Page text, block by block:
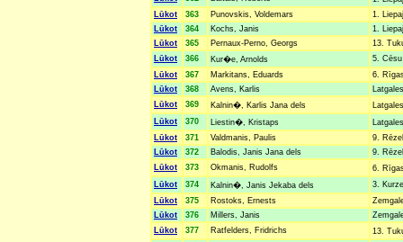
Lūkot
363 Punovskis, Voldemars
1.
Lūkot
364 Kochs, Janis
1.
Lūkot
365 Pernaux-Perno, Georgs
13.
Lūkot
366 Kur�e, Arnolds
5.
Lūkot
367 Markitans, Eduards
6.
Lūkot
368 Avens, Karlis
Lūkot
369 Kalnin�, Karlis Jana dels
Lūkot
370 Liestin�, Kristaps
Lūkot
371 Valdmanis, Paulis
9.
Lūkot
372 Balodis, Janis Jana dels
9.
Lūkot
373 Okmanis, Rudolfs
6.
Lūkot
374 Kalnin�, Janis Jekaba dels
3.
Lūkot
375 Rostoks, Ernests
Lūkot
376 Millers, Janis
Lūkot
377 Ratfelders, Fridrichs
13.